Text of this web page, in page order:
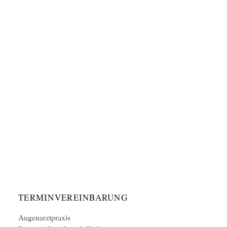
TERMINVEREINBARUNG
Augenarztpraxis